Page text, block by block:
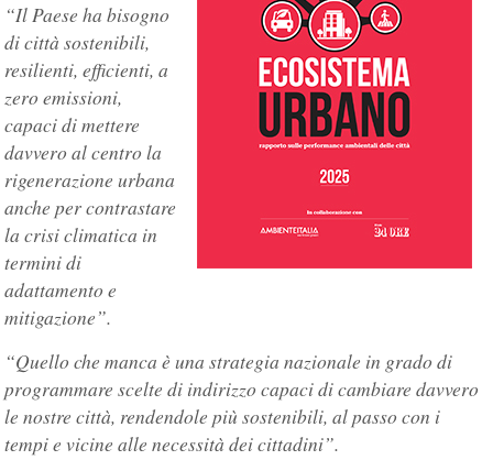
“Il Paese ha bisogno
di città sostenibili,
resilienti, efficienti, a
zero emissioni,
capaci di mettere
davvero al centro la
rigenerazione urbana
anche per contrastare
la crisi climatica in
termini di
adattamento e
mitigazione”.
“Quello che manca è una strategia nazionale in grado di
programmare scelte di indirizzo capaci di cambiare davvero
le nostre città, rendendole più sostenibili, al passo con i
tempi e vicine alle necessità dei cittadini”.